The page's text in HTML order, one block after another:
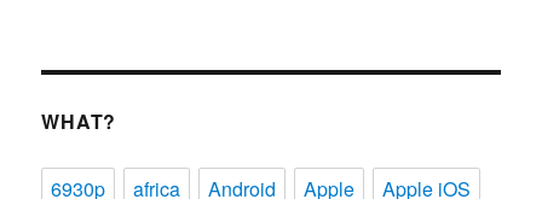
WHAT?
6930p africa Android Apple
Apple iOS